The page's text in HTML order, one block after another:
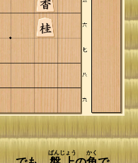
ばんじょう かく